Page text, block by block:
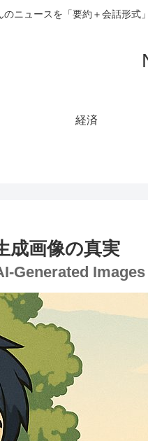
のニュースを「要約＋会話形式
経済
成画像の真実
Generated